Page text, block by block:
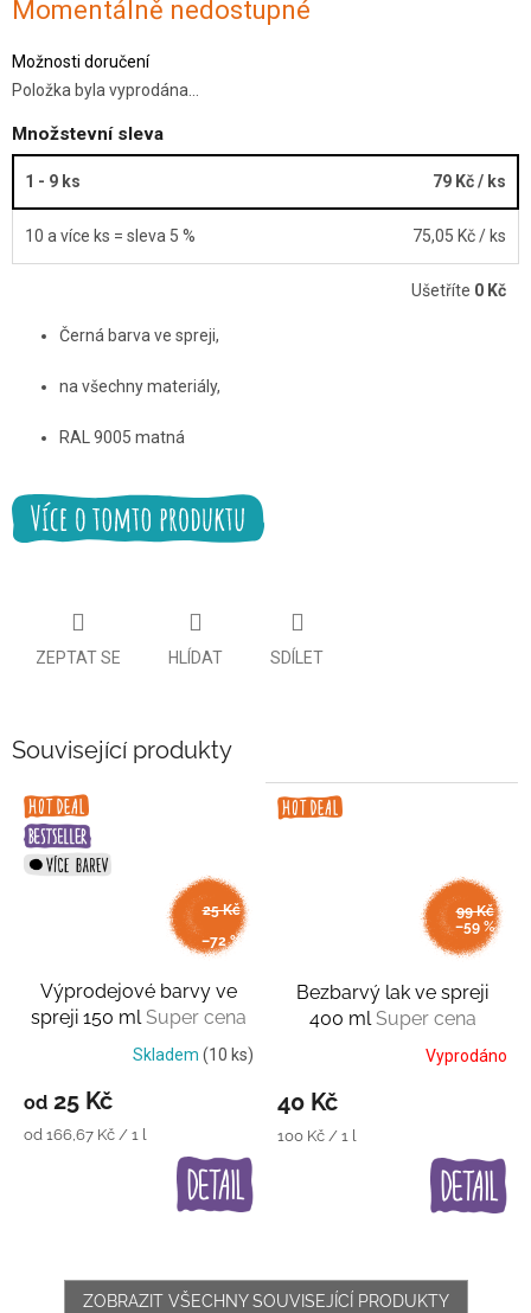
cena:
Momentálně nedostupné
Možnosti doručení
Položka byla vyprodána…
Množstevní sleva
1 - 9 ks 79 Kč/ ks
10 a více ks = sleva 5 % 75,05 Kč/ ks
Ušetříte 0 Kč
Černá barva ve spreji,
na všechny materiály,
RAL 9005 matná
ZEPTAT SE HLÍDAT SDÍLET
Související produkty
od
25 Kč
–72 %
Výprodejové barvy ve
spreji 150 mlSuper cena
Skladem (10 ks)
od 25 Kč
Měrná
od 166,67 Kč / 1 l
99 Kč
–59 %
Bezbarvý lak ve spreji
400 mlSuper cena
Vyprodáno
40 Kč
Měrná
100 Kč / 1 l
ZOBRAZIT VŠECHNY SOUVISEJÍCÍ PRODUKTY